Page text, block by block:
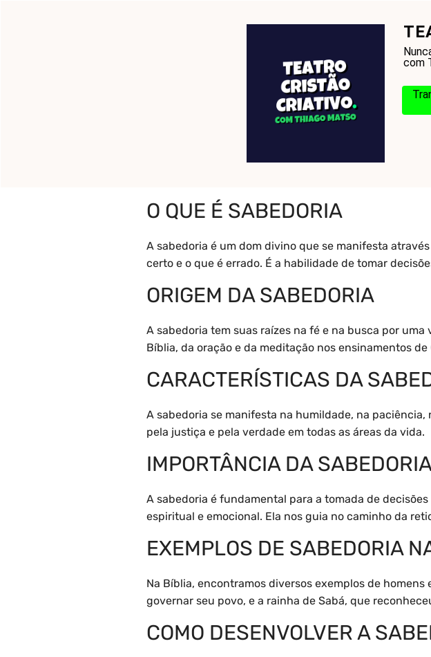
com
O QUE É SABEDORIA
A sabedoria é um dom divino que se manifesta
certo e o que é errado. É a habilidade de tomar
ORIGEM DA SABEDORIA
A sabedoria tem suas raízes na fé e na busca por
Bíblia, da oração e da meditação nos ensinamentos de
CARACTERÍSTICAS DA
A sabedoria se manifesta na humildade, na
pela justiça e pela verdade em todas as áreas da vida.
IMPORTÂNCIA DA
A sabedoria é fundamental para a tomada de
espiritual e emocional. Ela nos guia no caminho da
EXEMPLOS DE SABEDORIA
Na Bíblia, encontramos diversos exemplos de
governar seu povo, e a rainha de Sabá, que
COMO DESENVOLVER A